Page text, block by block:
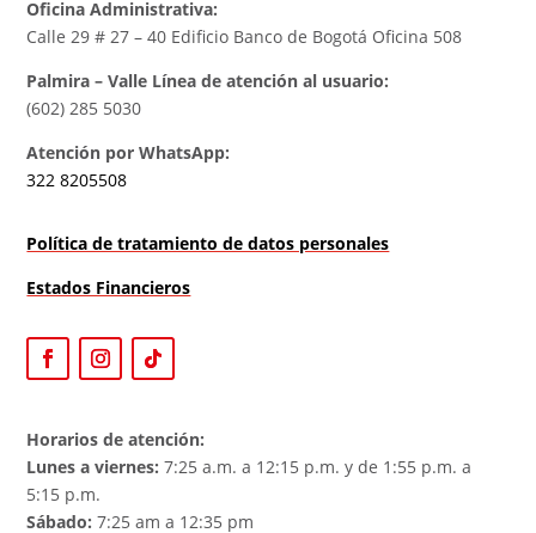
Oficina Administrativa:
Calle 29 # 27 – 40 Edificio Banco de Bogotá Oficina 508
Palmira – Valle Línea de atención al usuario:
(602) 285 5030
Atención por WhatsApp:
322 8205508
Política de tratamiento de datos personales
Estados Financieros
Horarios de atención:
Lunes a viernes: 7:25 a.m. a 12:15 p.m. y de 1:55 p.m. a
5:15 p.m.
Sábado: 7:25 am a 12:35 pm